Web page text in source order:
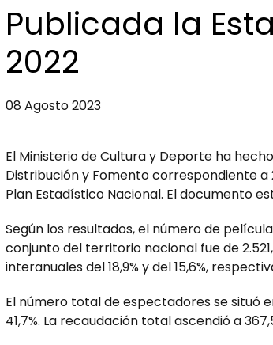
Publicada la
2022
08 Agosto 2023
El Ministerio de Cultura y Deporte ha
Distribución y Fomento correspondiente
Plan Estadístico Nacional. El documento
Según los resultados, el número de
conjunto del territorio nacional fue de
interanuales del 18,9% y del 15,6%,
El número total de espectadores se situó
41,7%. La recaudación total ascendió a